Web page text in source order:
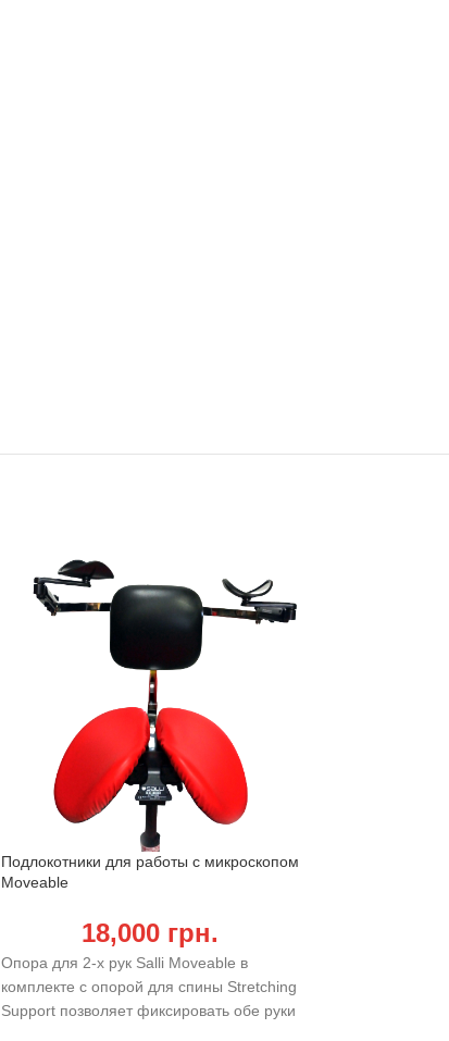
Подлокотники для работы с микроскопом
Moveable
18,000 грн.
Опора для 2-х рук Salli Moveable в
комплекте с опорой для спины Stretching
Support позволяет фиксировать обе руки